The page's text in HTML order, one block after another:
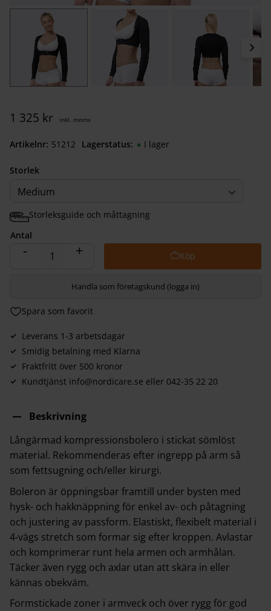
1 325 kr
Storlek
Medium
Storleksguide och måttagning
Antal
+
-
Lägg till i favoriter
Handla som företagskund (logga in)
Leverans 1-3 arbetsdagar
Smidig betalning med Klarna
Fraktfritt över 500 kronor
Kundtjänst info@nordicare.se eller 042-35 22 20
Lagerstatus I lager
Artikelnr 512120050
Beskrivning
Långärmad kompressionsbolero i stickat sömlöst
material. Rekommenderas efter ingrepp på arm så
som fettsugning och/eller kirurgi.
Boleron är öppningsbar framtill under bysten med
hysk- och hakknäppning för enkel av- och påtagning
och justering av passform. Elastiskt, flexibelt material i
4-vägs stretch som formar sig efter kroppen. Avlastar
och komprimerar runt hela armen och armhålan.
Täcker även rygg och axlar utan att skära in eller
kännas obekväm.
Formstickade zoner i armveck och över rygg för god